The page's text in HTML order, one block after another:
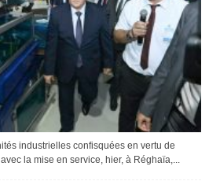
industrielles confisquées en vertu de
la mise en service, hier, à Réghaïa,...